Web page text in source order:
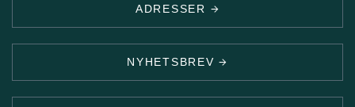
ADRESSER
NYHETSBREV